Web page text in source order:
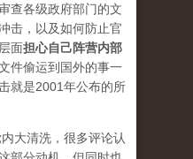
查各级政府部门的文
击，以及如何防止官
面担心自己阵营内部
件偷运到国外的事一
就是2001年公布的所
大清洗，很多评论认